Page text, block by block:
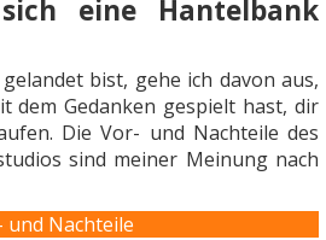
eine Hantelbank
bist, gehe ich davon aus,
dem Gedanken gespielt hast, dir
Die Vor- und Nachteile des
sind meiner Meinung nach
und Nachteile